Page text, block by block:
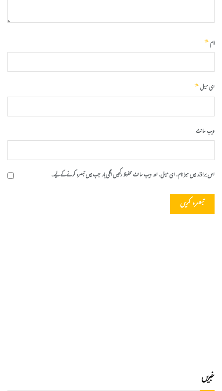
نام*
ای میل*
ویب‌ سائٹ
اس براؤزر میں میرا نام، ای میل، اور ویب سائٹ محفوظ رکھیں اگلی بار جب میں تبصرہ کرنے کےلیے۔
خبریں